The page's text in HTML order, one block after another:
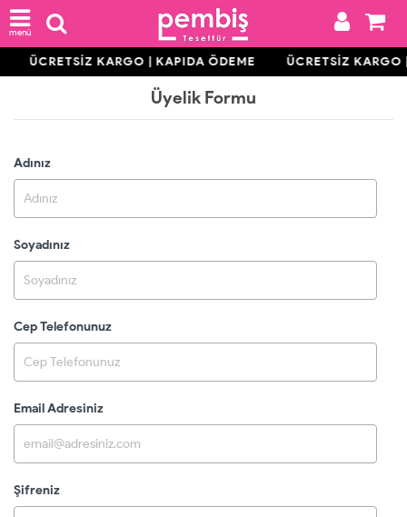
menü
ÜCRETSİZ KARGO | KAPIDA ÖDEME ÜCRETSİZ
Üyelik Formu
Adınız
Soyadınız
Cep Telefonunuz
Email Adresiniz
Şifreniz